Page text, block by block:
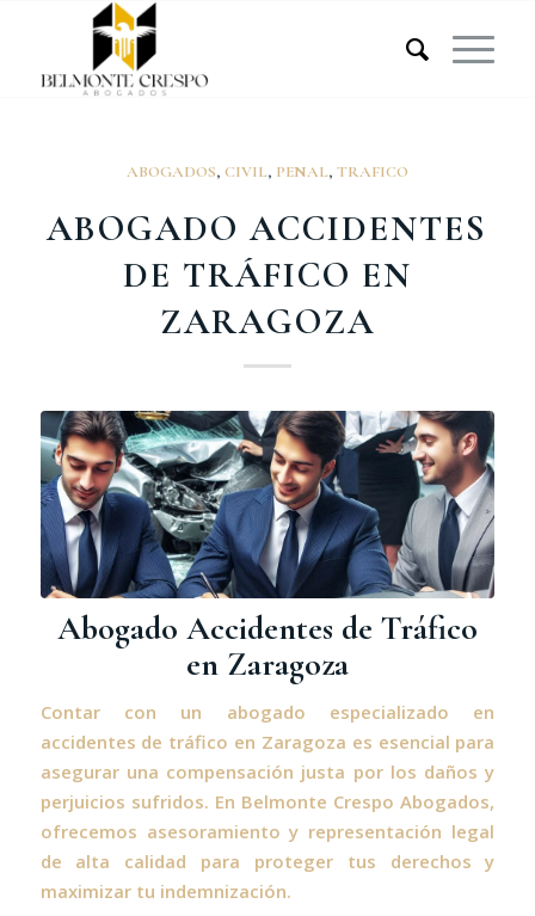
ABOGADOS, CIVIL, PENAL, TRAFICO
ABOGADO ACCIDENTES
DE TRÁFICO EN
ZARAGOZA
Abogado Accidentes de Tráfico
en Zaragoza
Contar con un abogado especializado en
accidentes de tráfico en Zaragoza es esencial para
asegurar una compensación justa por los daños y
perjuicios sufridos. En Belmonte Crespo Abogados,
ofrecemos asesoramiento y representación legal
de alta calidad para proteger tus derechos y
maximizar tu indemnización.